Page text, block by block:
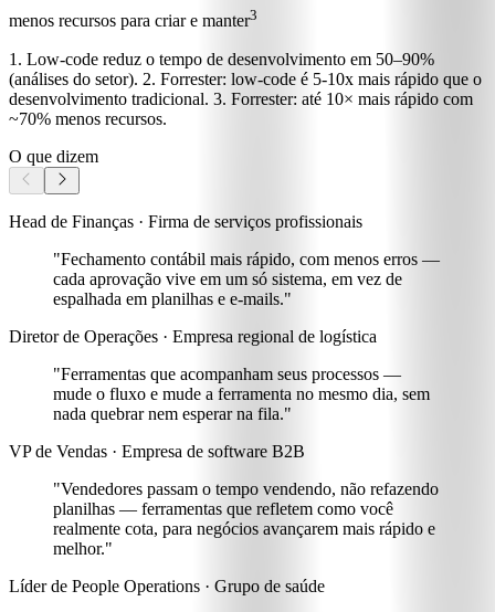
menos recursos para criar e manter3
1. Low-code reduz o tempo de desenvolvimento em 50–90%
(análises do setor). 2. Forrester: low-code é 5-10x mais rápido que o
desenvolvimento tradicional. 3. Forrester: até 10× mais rápido com
~70% menos recursos.
O que dizem
Head de Finanças · Firma de serviços profissionais
"Fechamento contábil mais rápido, com menos erros —
cada aprovação vive em um só sistema, em vez de
espalhada em planilhas e e-mails."
Diretor de Operações · Empresa regional de logística
"Ferramentas que acompanham seus processos —
mude o fluxo e mude a ferramenta no mesmo dia, sem
nada quebrar nem esperar na fila."
VP de Vendas · Empresa de software B2B
"Vendedores passam o tempo vendendo, não refazendo
planilhas — ferramentas que refletem como você
realmente cota, para negócios avançarem mais rápido e
melhor."
Líder de People Operations · Grupo de saúde